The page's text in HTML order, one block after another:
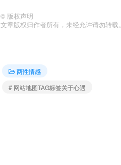
© 版权声明
文章版权归作者所有，未经允许请勿转载。
两性情感
# 网站地图TAG标签关于心遇